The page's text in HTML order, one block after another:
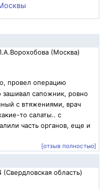
(Москва)
провел операцию
сапожник, ровно
с втяжениями, врач
то салаты.. с
часть органов, еще и
[отзыв полностью]
область)